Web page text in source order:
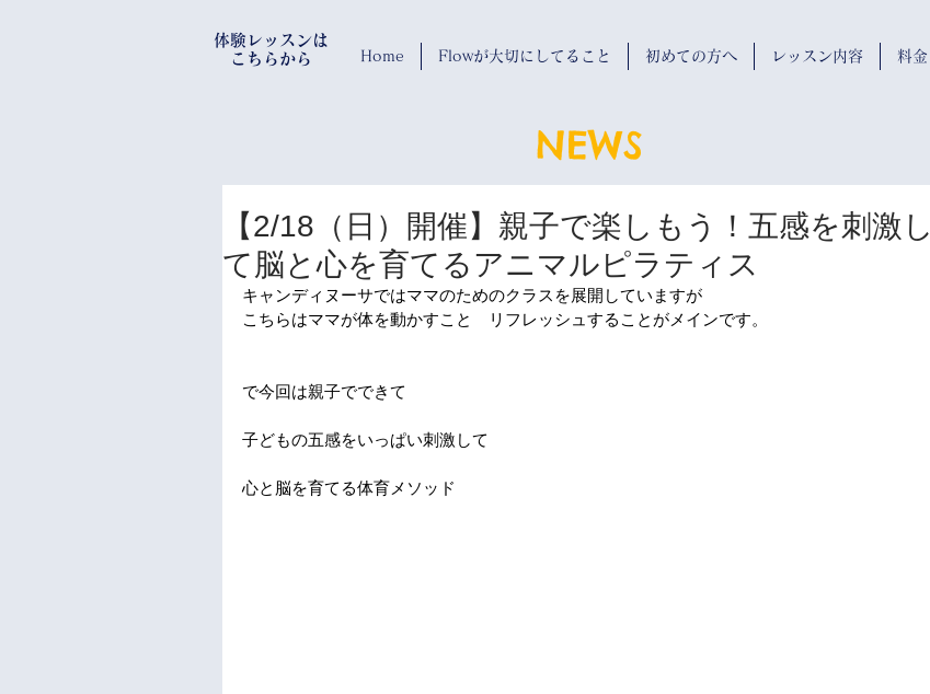
Home Flowが大切にしてること 初めての方へ レッスン内容 料金
​体験レッスンは
​ こちらから
NEWS
【2/18（日）開催】親子で楽しもう！五感を刺激し
て脳と心を育てるアニマルピラティス
キャンディヌーサではママのためのクラスを展開していますが
こちらはママが体を動かすこと　リフレッシュすることがメインです。
で今回は親子でできて
子どもの五感をいっぱい刺激して
心と脳を育てる体育メソッド